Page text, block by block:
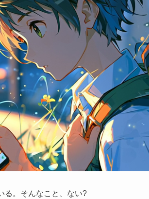
る。そんなこと、ない?